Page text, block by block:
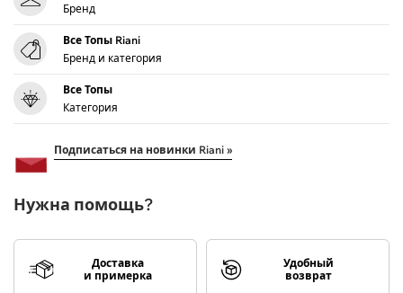
Бренд
Все Топы Riani
Бренд и категория
Все Топы
Категория
Подписаться на новинки Riani »
Нужна помощь?
Доставка
и примерка
Удобный
возврат